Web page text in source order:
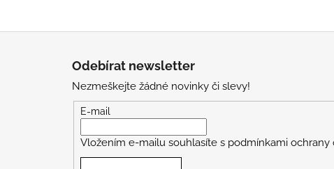
Odebírat newsletter
Nezmeškejte žádné novinky či slevy!
E-mail
Vložením e-mailu souhlasíte s podmínkami ochrany